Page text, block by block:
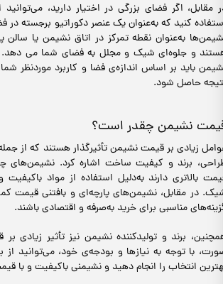
مقابل، اگر فضای بزرگی در اختیار دارید،
کنید که به‌عنوان یک عنصر دکوراتیو برجسته در
به‌عنوان نقطه تمرکز در اتاق نشیمن یا سالن
و جلوه‌ای شیک و مجلل به فضای شما می دهد.
باید بر اساس اندازه‌ی فضا و کاربرد موردنظر
حاصل شود.
نشیمن چقدر است؟
زیادی بر قیمت نشیمن تأثیرگذار هستند که از
برند و کیفیت ساخت اشاره کرد. نشیمن‌های
بالاتری دارند به‌دلیل استفاده از مواد
در مقابل، نشیمن‌های پارچه‌ای و بافتنی قیمت
مناسبی برای خرید به‌صرفه و اقتصادی باشند.
برند و تولیدکننده نشیمن نیز تأثیر زیادی
با توجه به نیازها و بودجه‌ی خود، می‌توانید از
انتخاب را انجام دهید و نشیمنی باکیفیت و با